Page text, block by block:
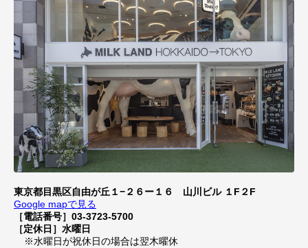
東京都目黒区自由が丘１−２６ー１６ 山川ビル １F２F
Google mapで見る
［電話番号］03-3723-5700
［定休日］水曜日
※水曜日が祝休日の場合は翌木曜休